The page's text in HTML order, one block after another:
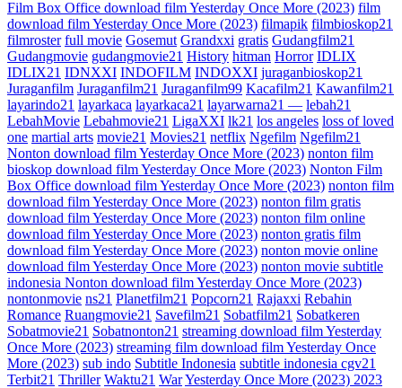
Film Box Office download film Yesterday Once More (2023) film
download film Yesterday Once More (2023) filmapik filmbioskop21
filmroster full movie Gosemut Grandxxi gratis Gudangfilm21
Gudangmovie gudangmovie21 History hitman Horror IDLIX
IDLIX21 IDNXXI INDOFILM INDOXXI juraganbioskop21
Juraganfilm Juraganfilm21 Juraganfilm99 Kacafilm21 Kawanfilm21
layarindo21 layarkaca layarkaca21 layarwarna21 — lebah21
LebahMovie Lebahmovie21 LigaXXI lk21 los angeles loss of loved
one martial arts movie21 Movies21 netflix Ngefilm Ngefilm21
Nonton download film Yesterday Once More (2023) nonton film
bioskop download film Yesterday Once More (2023) Nonton Film
Box Office download film Yesterday Once More (2023) nonton film
download film Yesterday Once More (2023) nonton film gratis
download film Yesterday Once More (2023) nonton film online
download film Yesterday Once More (2023) nonton gratis film
download film Yesterday Once More (2023) nonton movie online
download film Yesterday Once More (2023) nonton movie subtitle
indonesia Nonton download film Yesterday Once More (2023)
nontonmovie ns21 Planetfilm21 Popcorn21 Rajaxxi Rebahin
Romance Ruangmovie21 Savefilm21 Sobatfilm21 Sobatkeren
Sobatmovie21 Sobatnonton21 streaming download film Yesterday
Once More (2023) streaming film download film Yesterday Once
More (2023) sub indo Subtitle Indonesia subtitle indonesia cgv21
Terbit21 Thriller Waktu21 WarYesterday Once More (2023) 2023